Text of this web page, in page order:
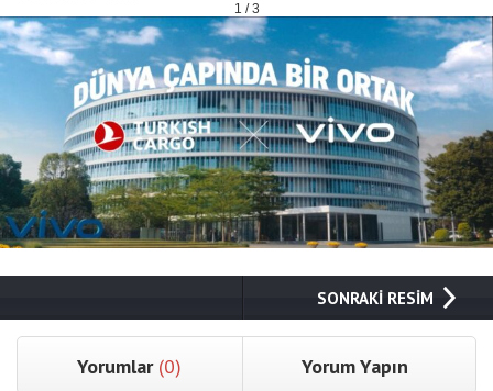
1 / 3
SONRAKİ RESİM
Yorumlar (0) Yorum Yapın